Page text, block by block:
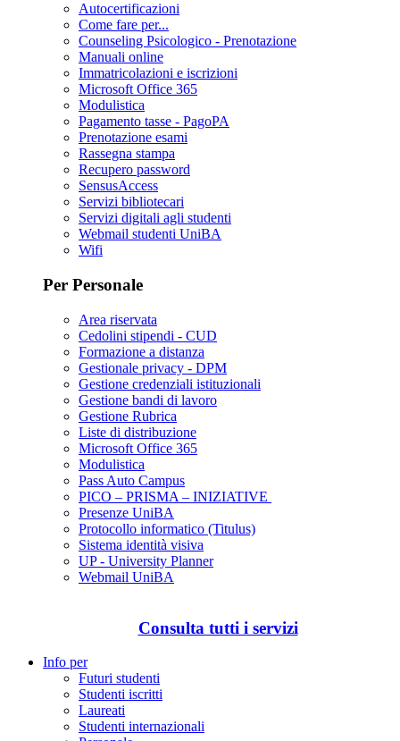
Autocertificazioni
Come fare per...
Counseling Psicologico - Prenotazione
Manuali online
Immatricolazioni e iscrizioni
Microsoft Office 365
Modulistica
Pagamento tasse - PagoPA
Prenotazione esami
Rassegna stampa
Recupero password
SensusAccess
Servizi bibliotecari
Servizi digitali agli studenti
Webmail studenti UniBA
Wifi
Per Personale
Area riservata
Cedolini stipendi - CUD
Formazione a distanza
Gestionale privacy - DPM
Gestione credenziali istituzionali
Gestione bandi di lavoro
Gestione Rubrica
Liste di distribuzione
Microsoft Office 365
Modulistica
Pass Auto Campus
PICO – PRISMA – INIZIATIVE
Presenze UniBA
Protocollo informatico (Titulus)
Sistema identità visiva
UP - University Planner
Webmail UniBA
Consulta tutti i servizi
Info per
Futuri studenti
Studenti iscritti
Laureati
Studenti internazionali